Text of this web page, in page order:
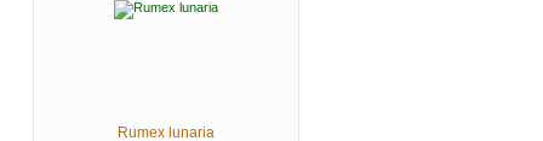
Rumex lunaria